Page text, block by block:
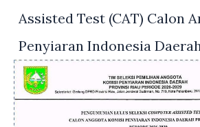
Assisted Test (CAT) Calon
Penyiaran Indonesia